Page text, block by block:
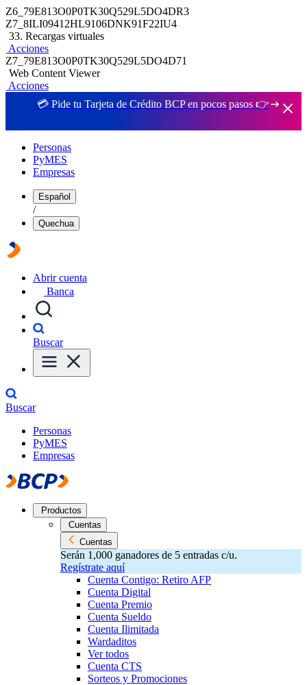
Z6_79E813O0P0TK30Q529L5DO4DR3
Z7_8ILI09412HL9106DNK91F22IU4
33. Recargas virtuales
Acciones
Z7_79E813O0P0TK30Q529L5DO4D71
Web Content Viewer
Acciones
💳 Pide tu Tarjeta de Crédito BCP en pocos pasos 👉
Personas
PyMES
Empresas
Español
/
Quechua
Abrir cuenta
Banca
Buscar
Buscar
Personas
PyMES
Empresas
Productos
Cuentas
Cuentas
Serán 1,000 ganadores de 5 entradas c/u.
Regístrate aquí
Cuenta Contigo: Retiro AFP
Cuenta Digital
Cuenta Premio
Cuenta Sueldo
Cuenta Ilimitada
Wardaditos
Ver todos
Cuenta CTS
Sorteos y Promociones